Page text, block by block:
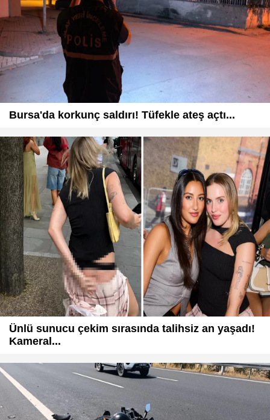
Bursa'da korkunç saldırı! Tüfekle ateş açtı...
Ünlü sunucu çekim sırasında talihsiz an yaşadı!
Kameral...